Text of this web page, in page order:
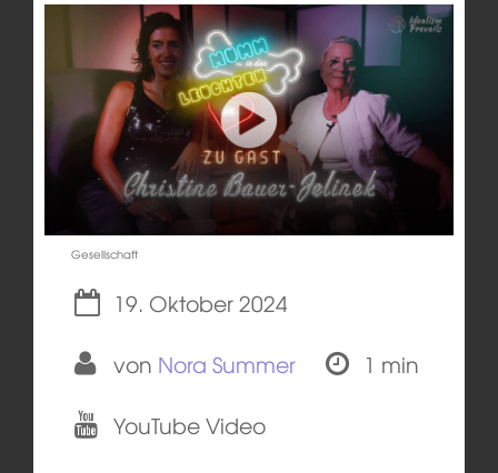
Gesellschaft
19. Oktober 2024
von Nora Summer
1 min
YouTube Video